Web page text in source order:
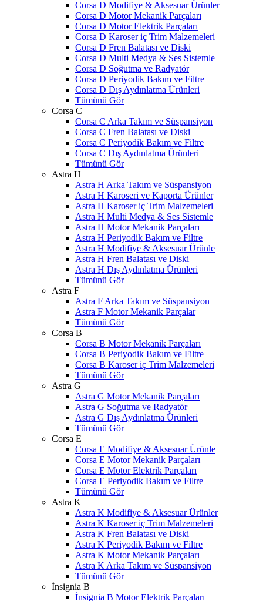
Corsa D Modifiye & Aksesuar Ürünler
Corsa D Motor Mekanik Parçaları
Corsa D Motor Elektrik Parçaları
Corsa D Karoser iç Trim Malzemeleri
Corsa D Fren Balatası ve Diski
Corsa D Multi Medya & Ses Sistemle
Corsa D Soğutma ve Radyatör
Corsa D Periyodik Bakım ve Filtre
Corsa D Dış Aydınlatma Ürünleri
Tümünü Gör
Corsa C
Corsa C Arka Takım ve Süspansiyon
Corsa C Fren Balatası ve Diski
Corsa C Periyodik Bakım ve Filtre
Corsa C Dış Aydınlatma Ürünleri
Tümünü Gör
Astra H
Astra H Arka Takım ve Süspansiyon
Astra H Karoseri ve Kaporta Ürünler
Astra H Karoser iç Trim Malzemeleri
Astra H Multi Medya & Ses Sistemle
Astra H Motor Mekanik Parçaları
Astra H Periyodik Bakım ve Filtre
Astra H Modifiye & Aksesuar Ürünle
Astra H Fren Balatası ve Diski
Astra H Dış Aydınlatma Ürünleri
Tümünü Gör
Astra F
Astra F Arka Takım ve Süspansiyon
Astra F Motor Mekanik Parçalar
Tümünü Gör
Corsa B
Corsa B Motor Mekanik Parçaları
Corsa B Periyodik Bakım ve Filtre
Corsa B Karoser iç Trim Malzemeleri
Tümünü Gör
Astra G
Astra G Motor Mekanik Parçaları
Astra G Soğutma ve Radyatör
Astra G Dış Aydınlatma Ürünleri
Tümünü Gör
Corsa E
Corsa E Modifiye & Aksesuar Ürünle
Corsa E Motor Mekanik Parçaları
Corsa E Motor Elektrik Parçaları
Corsa E Periyodik Bakım ve Filtre
Tümünü Gör
Astra K
Astra K Modifiye & Aksesuar Ürünler
Astra K Karoser iç Trim Malzemeleri
Astra K Fren Balatası ve Diski
Astra K Periyodik Bakım ve Filtre
Astra K Motor Mekanik Parçaları
Astra K Arka Takım ve Süspansiyon
Tümünü Gör
İnsignia B
İnsignia B Motor Elektrik Parçaları